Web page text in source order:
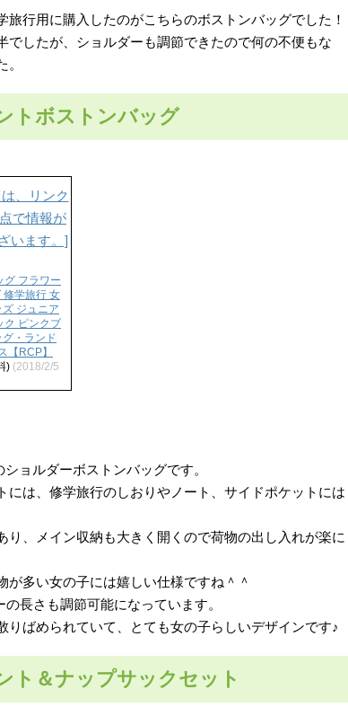
行用に購入したのがこちらのボストンバッグでした！
でしたが、ショルダーも調節できたので何の不便もな
トボストンバッグ
グ フラワー
修学旅行 女
ジュニア
ク ピンクブ
・ランド
【RCP】
) (2018/2/5
ョルダーボストンバッグです。
には、修学旅行のしおりやノート、サイドポケットには
り、メイン収納も大きく開くので荷物の出し入れが楽に
多い女の子には嬉しい仕様ですね＾＾
長さも調節可能になっています。
りばめられていて、とても女の子らしいデザインです♪
ト＆ナップサックセット